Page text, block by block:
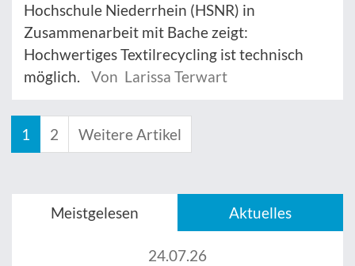
Hochschule Niederrhein (HSNR) in
Zusammenarbeit mit Bache zeigt:
Hochwertiges Textilrecycling ist technisch
möglich.
Von Larissa Terwart
1 2 Weitere Artikel
Meistgelesen Aktuelles
24.07.26